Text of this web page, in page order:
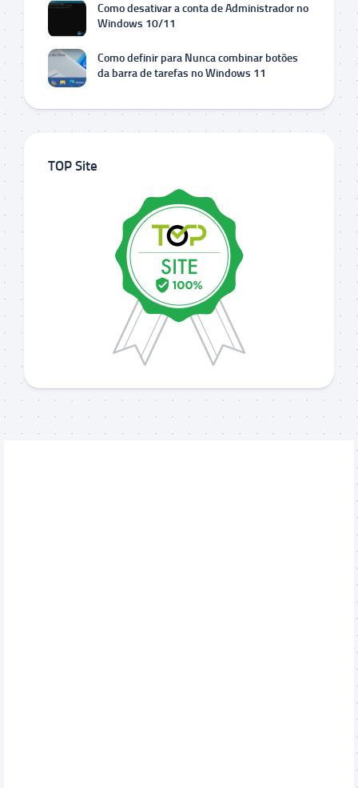
Como desativar a conta de Administrador no
Windows 10/11
Como definir para Nunca combinar botões
da barra de tarefas no Windows 11
TOP Site